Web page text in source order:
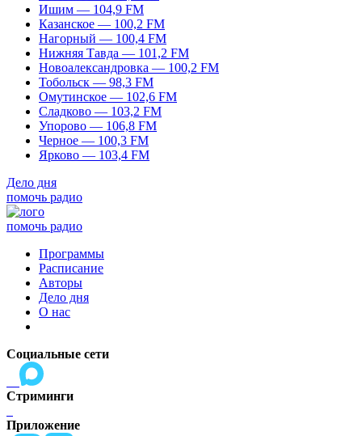
Ишим — 104,9 FM
Казанское — 100,2 FM
Нагорный — 100,4 FM
Нижняя Тавда — 101,2 FM
Новоалександровка — 100,2 FM
Тобольск — 98,3 FM
Омутинское — 102,6 FM
Сладково — 103,2 FM
Упорово — 106,8 FM
Черное — 100,3 FM
Ярково — 103,4 FM
Дело дня
помочь радио
помочь радио
Программы
Расписание
Авторы
Дело дня
О нас
Социальные сети
Стриминги
Приложение